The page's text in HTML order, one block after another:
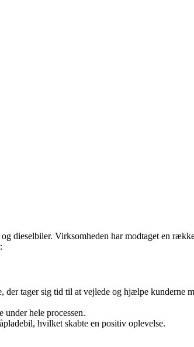
dieselbiler. Virksomheden har modtaget en
der tager sig tid til at vejlede og hjælpe kunderne
hele processen.
hvilket skabte en positiv oplevelse.